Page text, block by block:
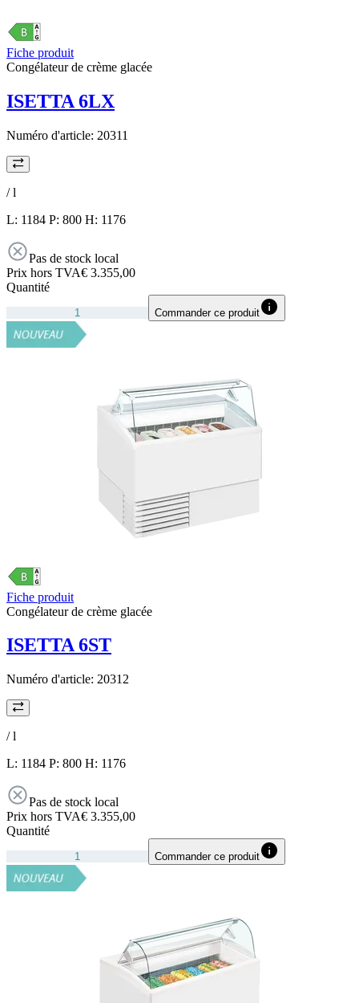
Fiche produit
Congélateur de crème glacée
ISETTA 6LX
Numéro d'article: 20311
/l
L: 1184 P: 800 H: 1176
Pas de stock local
Prix hors TVA€ 3.355,00
Quantité
Commander ce produit
Fiche produit
Congélateur de crème glacée
ISETTA 6ST
Numéro d'article: 20312
/l
L: 1184 P: 800 H: 1176
Pas de stock local
Prix hors TVA€ 3.355,00
Quantité
Commander ce produit